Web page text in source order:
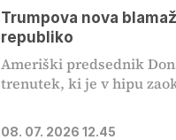
Trumpova nova
republiko
Ameriški predsednik
trenutek, ki je v hipu
08. 07. 2026 12.45